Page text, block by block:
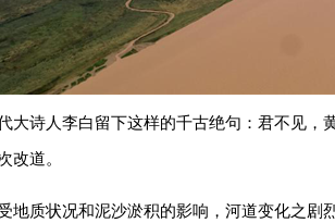
大诗人李白留下这样的千古绝句：君不见
改道。
地质状况和泥沙淤积的影响，河道变化之